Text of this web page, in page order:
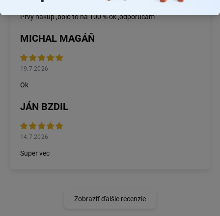
Prvý nákup ,bolo to na 100 % ok ,odporučam
MICHAL MAGÁŇ
19.7.2026
Ok
JÁN BZDIL
14.7.2026
Super vec
Zobraziť ďalšie recenzie